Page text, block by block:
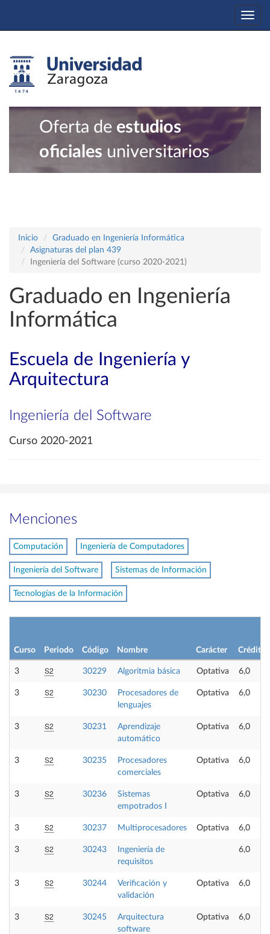
Oferta de estudios
oficiales universitarios
Inicio
Graduado en Ingeniería Informática
Asignaturas del plan 439
Ingeniería del Software (curso 2020-2021)
Graduado en Ingeniería
Informática
Escuela de Ingeniería y
Arquitectura
Ingeniería del Software
Curso 2020-2021
Menciones
Computación Ingeniería de Computadores
Ingeniería del Software Sistemas de Información
Tecnologías de la Información
Curso Periodo Código Nombre Carácter Créditos
3 S2 30229 Algoritmia básica Optativa 6,0
3 S2 30230
Procesadores de
lenguajes
Optativa 6,0
3 S2 30231
Aprendizaje
automático
Optativa 6,0
3 S2 30235
Procesadores
comerciales
Optativa 6,0
3 S2 30236
Sistemas
empotrados I
Optativa 6,0
3 S2 30237 Multiprocesadores Optativa 6,0
3 S2 30243
Ingeniería de
requisitos
6,0
3 S2 30244
Verificación y
validación
Optativa 6,0
3 S2 30245
Arquitectura
software
Optativa 6,0